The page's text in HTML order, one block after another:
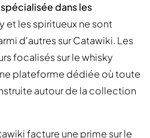
dans les
et les spiritueux ne sont
d'autres sur Catawiki. Les
focalisés sur le whisky
plateforme dédiée où toute
autour de la collection
facture une prime sur le